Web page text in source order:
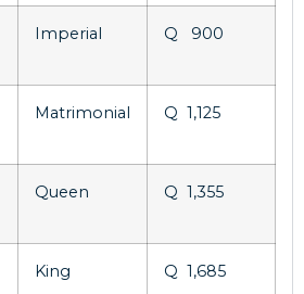
Imperial Q 900
Matrimonial Q 1,125
Queen Q 1,355
King Q 1,685